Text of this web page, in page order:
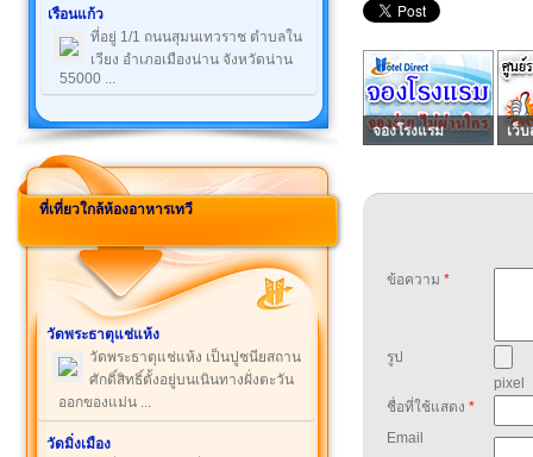
เรือนแก้ว
ที่อยู่ 1/1 ถนนสุมนเทวราช ตำบลใน
เวียง อำเภอเมืองน่าน จังหวัดน่าน
55000 ...
ที่เที่ยวใกล้ห้องอาหารเทวี
วัดพระธาตุแช่แห้ง
วัดพระธาตุแช่แห้ง เป็นปูชนียสถาน
ศักดิ์สิทธิ์ตั้งอยู่บนเนินทางฝั่งตะวัน
ออกของแม่น ...
วัดมิ่งเมือง
จองโรงแรม เว็
ข้อความ *
รูป
pixel
ชื่อที่ใช้แสดง *
Email